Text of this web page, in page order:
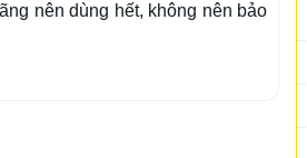
nên dùng hết, không nên bảo